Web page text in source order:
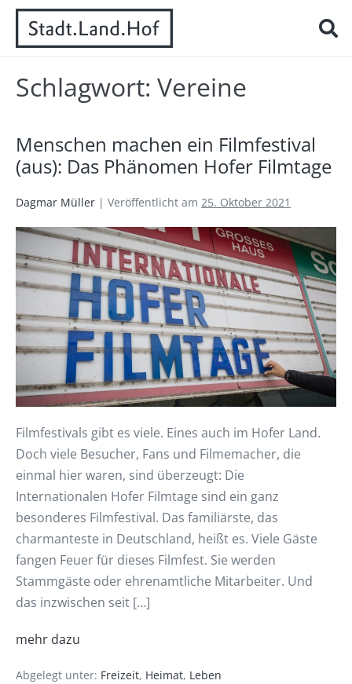
Schlagwort: Vereine
Menschen machen ein Filmfestival
(aus): Das Phänomen Hofer Filmtage
Dagmar Müller | Veröffentlicht am 25. Oktober 2021
Filmfestivals gibt es viele. Eines auch im Hofer Land.
Doch viele Besucher, Fans und Filmemacher, die
einmal hier waren, sind überzeugt: Die
Internationalen Hofer Filmtage sind ein ganz
besonderes Filmfestival. Das familiärste, das
charmanteste in Deutschland, heißt es. Viele Gäste
fangen Feuer für dieses Filmfest. Sie werden
Stammgäste oder ehrenamtliche Mitarbeiter. Und
das inzwischen seit […]
mehr dazu
Abgelegt unter: Freizeit, Heimat, Leben